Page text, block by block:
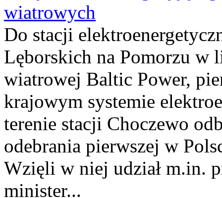
wiatrowych
Do stacji
Lęborskich na Pomorzu w
wiatrowej Baltic Power,
krajowym systemie
terenie stacji Choczewo
odebrania pierwszej w
Wzięli w niej udział m.in.
minister...